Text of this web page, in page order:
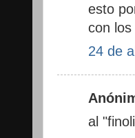
esto
con
24 de
al